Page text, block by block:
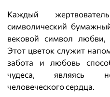
Каждый
символический
вековой символ
Этот цветок служит
забота и любовь
чудеса, являясь
человеческого сердца.